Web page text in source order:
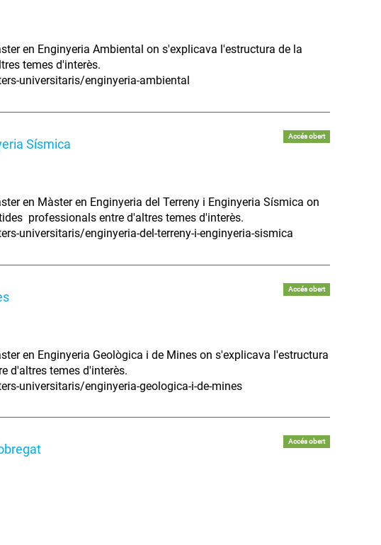
en Enginyeria Ambiental on s'explicava l'estructura de la
temes d'interès.
universitaris/enginyeria-ambiental
Sísmica
Accés obert
en Màster en Enginyeria del Terreny i Enginyeria Sísmica on
professionals entre d'altres temes d'interès.
universitaris/enginyeria-del-terreny-i-enginyeria-sismica
Accés obert
en Enginyeria Geològica i de Mines on s'explicava l'estructura
d'altres temes d'interès.
universitaris/enginyeria-geologica-i-de-mines
Accés obert